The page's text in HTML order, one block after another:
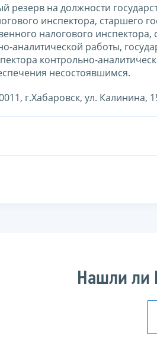
резерв на должности
инспектора, старшего
налогового
аналитической работы,
контрольно-
несостоявшимся.
г.Хабаровск, ул. Калинина,
Нашли ли